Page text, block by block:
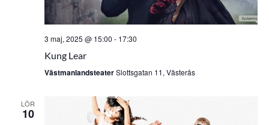
3 maj, 2025 @ 15:00 - 17:30
Kung Lear
VästmanlandsteaterSlottsgatan 11, Västerås
LÖR
10